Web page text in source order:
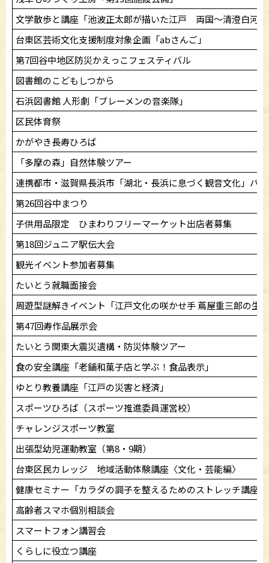
文学散歩と講座「池波正太郎が描いた江戸 両国～清澄白河」
台東区芸術文化支援制度対象企画「abさんご」
第7回谷中地区防災かえっこフェスティバル
図書館のこどもしつから
石浜図書館 人形劇「ブレーメンの音楽隊」
区民体育祭
かがやき長寿ひろば
「多摩の森」自然体験ツアー
連携都市・滋賀県長浜市「湖北・長浜に息づく観音文化」パ
第26回谷中まつり
子供用品限定 ひまわりフリーマーケット出店者募集
第18回ジュニア駅伝大会
観光イベント参加者募集
たいとう就職面接会
周遊型謎解きイベント「江戸文化の咲かせ手 蔦屋重三郎の生
第47回寿作品展示会
たいとう関東大震災遺構・防災体験ツアー
食の安全講座「老舗和菓子店と学ぶ！食品表示」
ゆとり教養講座「江戸の災害と経済」
スポーツひろば（スポーツ推進委員運営校）
チャレンジスポーツ教室
出張型幼児運動教室（第8・9期）
台東区民カレッジ 地域活動体験講座〈文化・芸能編〉
健康セミナー「カラダの調子を整えるためのストレッチ講座」
高齢者スマホ個別相談会
スマートフォン講習会
くらしに役立つ講座